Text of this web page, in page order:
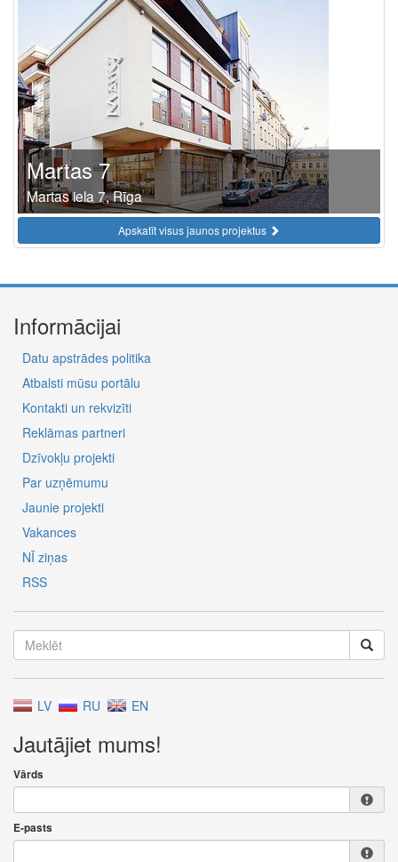
Martas 7
Martas iela 7, Rīga
Apskatīt visus jaunos projektus
Informācijai
Datu apstrādes politika
Atbalsti mūsu portālu
Kontakti un rekvizīti
Reklāmas partneri
Dzīvokļu projekti
Par uzņēmumu
Jaunie projekti
Vakances
NĪ ziņas
RSS
LV RU EN
Jautājiet mums!
Vārds
E-pasts